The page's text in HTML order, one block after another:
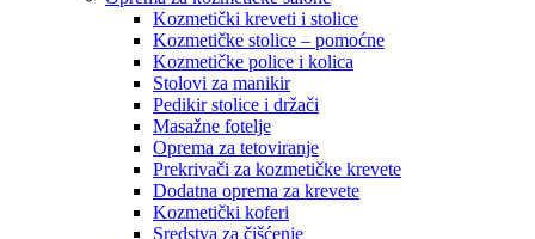
Kozmetički kreveti i stolice
Kozmetičke stolice – pomoćne
Kozmetičke police i kolica
Stolovi za manikir
Pedikir stolice i držači
Masažne fotelje
Oprema za tetoviranje
Prekrivači za kozmetičke krevete
Dodatna oprema za krevete
Kozmetički koferi
Sredstva za čišćenje